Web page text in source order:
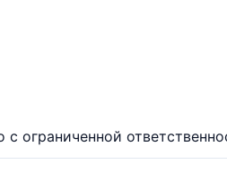
с ограниченной